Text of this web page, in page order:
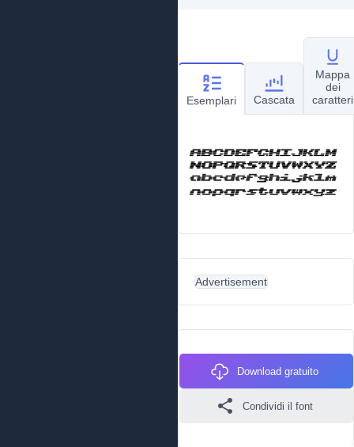
Esemplari Cascata
Mappa
dei
caratteri
Advertisement
Download gratuito
Condividi il font